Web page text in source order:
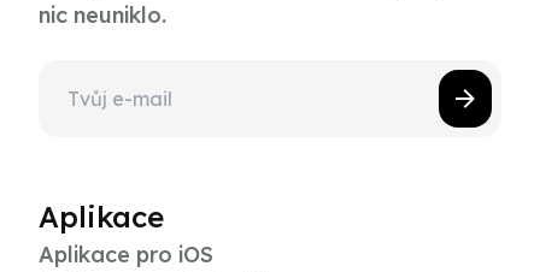
nic neuniklo.
Aplikace
Aplikace pro iOS